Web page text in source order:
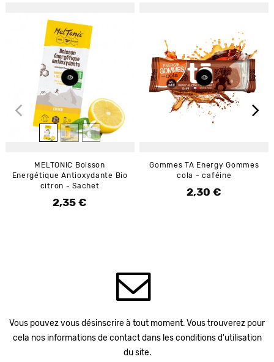
MELTONIC Boisson
Energétique Antioxydante Bio
citron - Sachet
Prix
2,35 €
Gommes TA Energy Gommes
cola - caféine
Prix
2,30 €
Vous pouvez vous désinscrire à tout moment. Vous trouverez pour
cela nos informations de contact dans les conditions d'utilisation
du site.